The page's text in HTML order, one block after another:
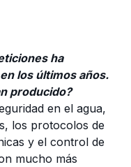
ha
los últimos años.
producido?
en el agua,
los protocolos de
y el control de
mucho más